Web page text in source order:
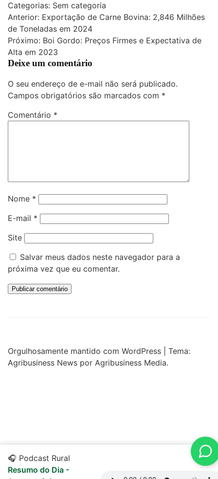
Categorias: Sem categoria
Navegação
de
Post
Anterior: Exportação de Carne Bovina: 2,846 Milhões
de Toneladas em 2024
Próximo: Boi Gordo: Preços Firmes e Expectativa de
Alta em 2023
Deixe um comentário
O seu endereço de e-mail não será publicado.
Campos obrigatórios são marcados com *
Comentário *
Nome *
E-mail *
Site
Salvar meus dados neste navegador para a
próxima vez que eu comentar.
Orgulhosamente mantido com WordPress
Tema:
Agribusiness News por Agribusiness Media.
🎧 Podcast Rural
Resumo do Dia -